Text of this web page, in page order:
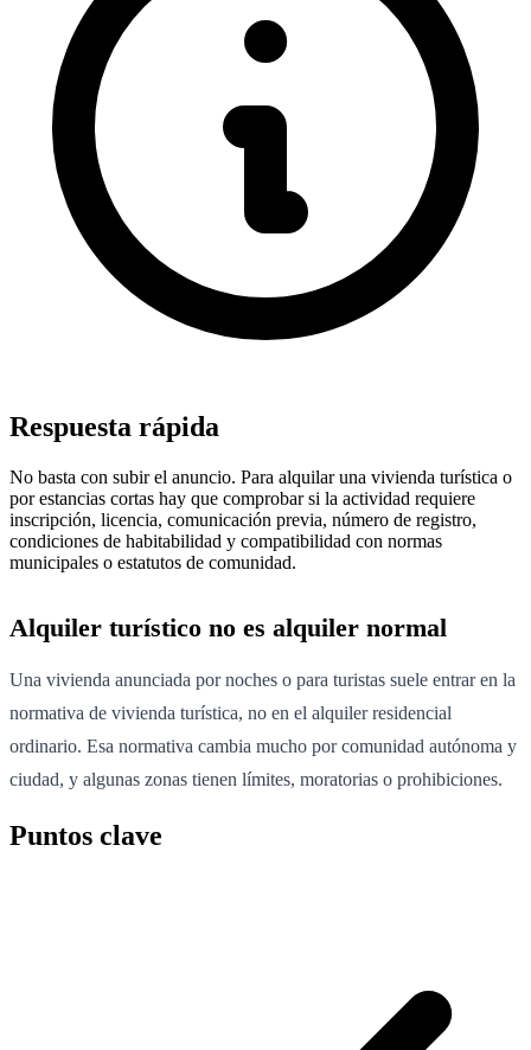
Respuesta rápida
No basta con subir el anuncio. Para alquilar una vivienda turística o
por estancias cortas hay que comprobar si la actividad requiere
inscripción, licencia, comunicación previa, número de registro,
condiciones de habitabilidad y compatibilidad con normas
municipales o estatutos de comunidad.
Alquiler turístico no es alquiler normal
Una vivienda anunciada por noches o para turistas suele entrar en la
normativa de vivienda turística, no en el alquiler residencial
ordinario. Esa normativa cambia mucho por comunidad autónoma y
ciudad, y algunas zonas tienen límites, moratorias o prohibiciones.
Puntos clave